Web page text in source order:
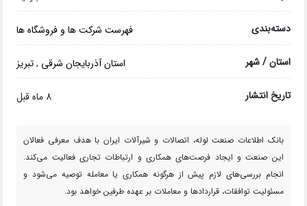
دسته‌بندی فهرست شرکت ها و فروشگاه ها
استان / شهر استان آذربایجان شرقی ,تبریز
تاریخ انتشار 8 ماه قبل
بانک اطلاعات صنعت لوله، اتصالات و شیرآلات ایران با هدف معرفی فعالان
این صنعت و ایجاد فرصت‌های همکاری و ارتباطات تجاری فعالیت می‌کند.
انجام بررسی‌های لازم پیش از هرگونه همکاری یا معامله توصیه می‌شود و
مسئولیت توافقات، قراردادها و معاملات بر عهده طرفین خواهد بود.